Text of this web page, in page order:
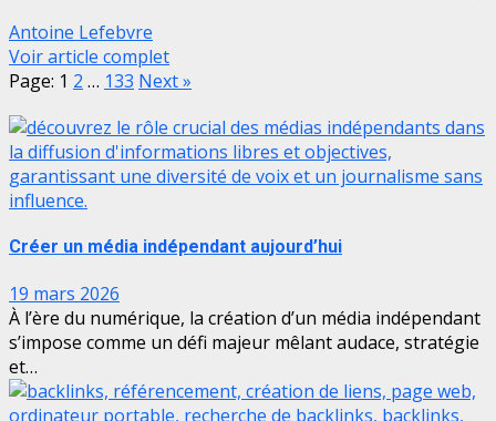
Antoine Lefebvre
Voir article complet
Page: 1 2 … 133 Next»
Créer un média indépendant aujourd’hui
19 mars 2026
À l’ère du numérique, la création d’un média indépendant
s’impose comme un défi majeur mêlant audace, stratégie
et…